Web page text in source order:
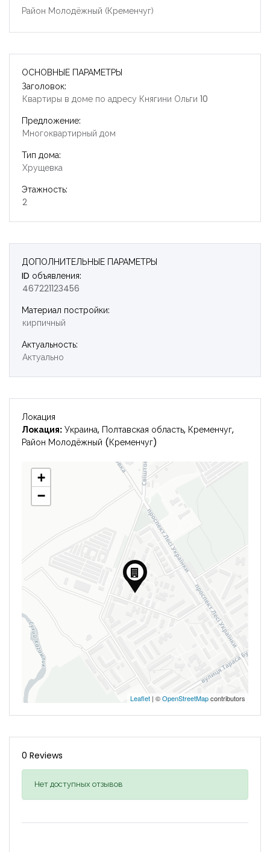
Район Молодёжный (Кременчуг)
ОСНОВНЫЕ ПАРАМЕТРЫ
Заголовок:
Квартиры в доме по адресу Княгини Ольги 10
Предложение:
Многоквартирный дом
Тип дома:
Хрущевка
Этажность:
2
ДОПОЛНИТЕЛЬНЫЕ ПАРАМЕТРЫ
ID объявления:
467221123456
Материал постройки:
кирпичный
Актуальность:
Актуально
Локация
Локация: Украина, Полтавская область, Кременчуг,
Район Молодёжный (Кременчуг)
+
−
Leaflet | ©OpenStreetMapcontributors
0 Reviews
Нет доступных отзывов